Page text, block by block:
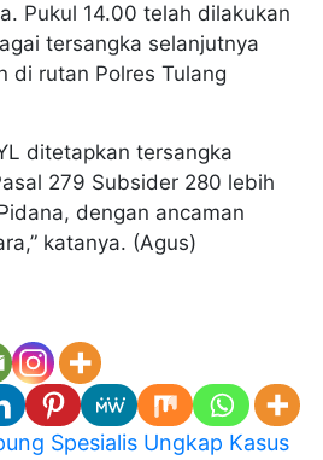
Pukul 14.00 telah dilakukan
tersangka selanjutnya
di rutan Polres Tulang
ditetapkan tersangka
279 Subsider 280 lebih
dengan ancaman
katanya. (Agus)
Spesialis Ungkap Kasus